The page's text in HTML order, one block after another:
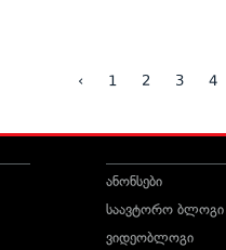
‹ 1 2 3 4
ანონსები
საავტორო ბლოგი
ვიდეობლოგი